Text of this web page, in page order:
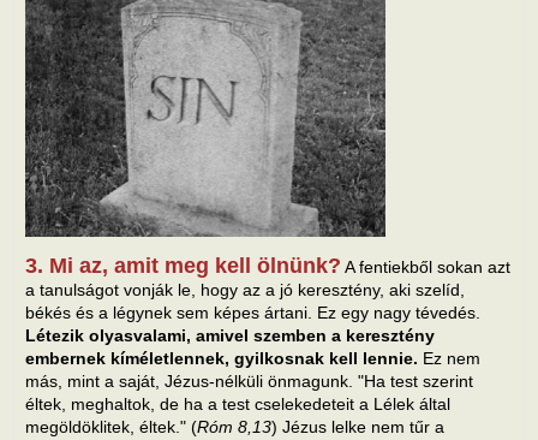
3. Mi az, amit meg kell ölnünk? A fentiekből sokan azt
a tanulságot vonják le, hogy az a jó keresztény, aki szelíd,
békés és a légynek sem képes ártani. Ez egy nagy tévedés.
Létezik olyasvalami, amivel szemben a keresztény
embernek kíméletlennek, gyilkosnak kell lennie. Ez nem
más, mint a saját, Jézus-nélküli önmagunk. "Ha test szerint
éltek, meghaltok, de ha a test cselekedeteit a Lélek által
megöldöklitek, éltek." (Róm 8,13) Jézus lelke nem tűr a